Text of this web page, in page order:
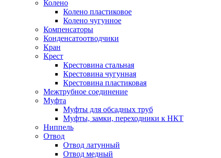
Колено
Колено пластиковое
Колено чугунное
Компенсаторы
Конденсатоотводчики
Кран
Крест
Крестовина стальная
Крестовина чугунная
Крестовина пластиковая
Межтрубное соединение
Муфта
Муфты для обсадных труб
Муфты, замки, переходники к НКТ
Ниппель
Отвод
Отвод латунный
Отвод медный